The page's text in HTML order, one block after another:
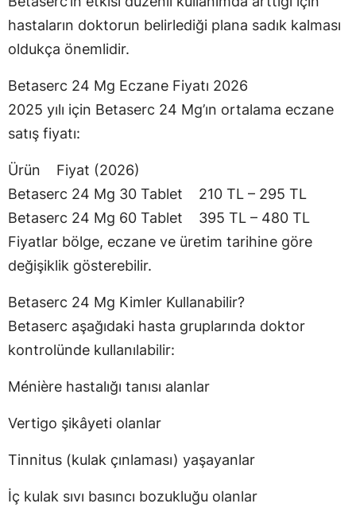
hastaların doktorun belirlediği plana sadık kalması
oldukça önemlidir.
Betaserc 24 Mg Eczane Fiyatı 2026
2025 yılı için Betaserc 24 Mg’ın ortalama eczane
satış fiyatı:
Ürün Fiyat (2026)
Betaserc 24 Mg 30 Tablet 210 TL – 295 TL
Betaserc 24 Mg 60 Tablet 395 TL – 480 TL
Fiyatlar bölge, eczane ve üretim tarihine göre
değişiklik gösterebilir.
Betaserc 24 Mg Kimler Kullanabilir?
Betaserc aşağıdaki hasta gruplarında doktor
kontrolünde kullanılabilir:
Ménière hastalığı tanısı alanlar
Vertigo şikâyeti olanlar
Tinnitus (kulak çınlaması) yaşayanlar
İç kulak sıvı basıncı bozukluğu olanlar